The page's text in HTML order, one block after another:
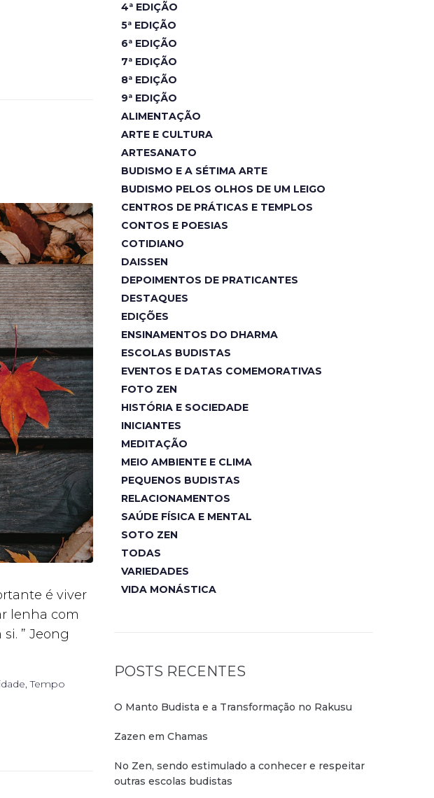
é viver
lenha com
” Jeong
,Tempo
4ª EDIÇÃO
5ª EDIÇÃO
6ª EDIÇÃO
7ª EDIÇÃO
8ª EDIÇÃO
9ª EDIÇÃO
ALIMENTAÇÃO
ARTE E CULTURA
ARTESANATO
BUDISMO E A SÉTIMA ARTE
BUDISMO PELOS OLHOS DE UM LEIGO
CENTROS DE PRÁTICAS E TEMPLOS
CONTOS E POESIAS
COTIDIANO
DAISSEN
DEPOIMENTOS DE PRATICANTES
DESTAQUES
EDIÇÕES
ENSINAMENTOS DO DHARMA
ESCOLAS BUDISTAS
EVENTOS E DATAS COMEMORATIVAS
FOTO ZEN
HISTÓRIA E SOCIEDADE
INICIANTES
MEDITAÇÃO
MEIO AMBIENTE E CLIMA
PEQUENOS BUDISTAS
RELACIONAMENTOS
SAÚDE FÍSICA E MENTAL
SOTO ZEN
TODAS
VARIEDADES
VIDA MONÁSTICA
POSTS RECENTES
O Manto Budista e a Transformação no Rakusu
Zazen em Chamas
No Zen, sendo estimulado a conhecer e respeitar
outras escolas budistas